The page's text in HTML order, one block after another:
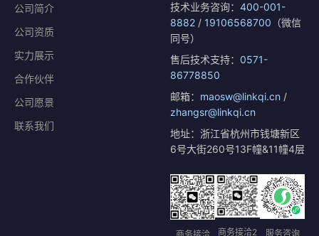
公司简介
公司资质
实力展示
合作伙伴
公司愿景
联系我们
技术业务咨询： 400-001-
8882 / 19106568700 （微信
同号）
售后技术支持： 0571-
86778850
邮箱： maosw@linkqi.cn /
zhangsr@linkqi.cn
地址：浙江省杭州市钱塘新区
6号大街260号13F幢&11幢4层
商务接洽2 服务咨询